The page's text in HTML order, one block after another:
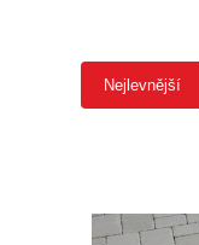
Nejlevnější